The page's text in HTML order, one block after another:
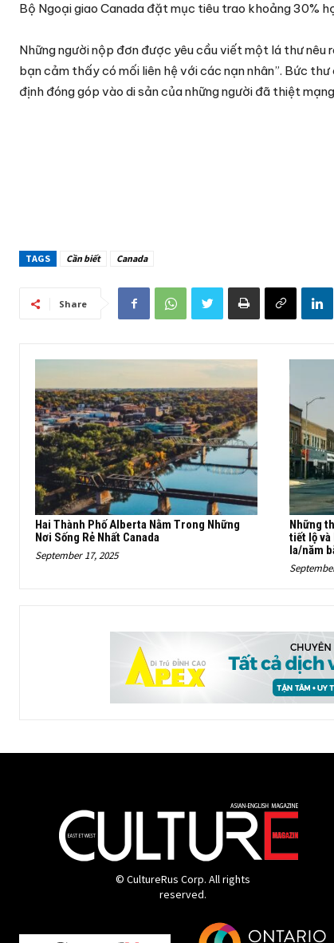
Bộ Ngoại giao Canada đặt mục tiêu trao khoảng 30%
Những người nộp đơn được yêu cầu viết một lá thư nêu
bạn cảm thấy có mối liên hệ với các nạn nhân”. Bức
định đóng góp vào di sản của những người đã thiệt
TAGS Cần biết Canada
Share
Hai Thành Phố Alberta Nằm Trong Những
Nơi Sống Rẻ Nhất Canada
September 17, 2025
Những
tiết lộ và
la/năm
© CultureRus Corp. All rights
reserved.